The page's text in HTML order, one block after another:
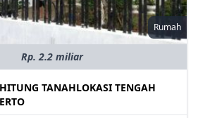
Rumah
Rp. 2.2 miliar
TANAHLOKASI TENGAH